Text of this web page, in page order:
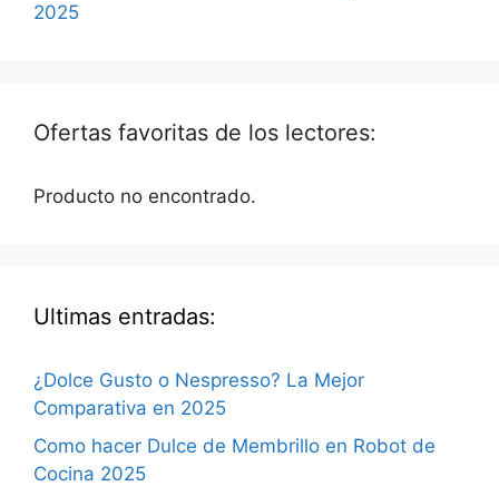
2025
Ofertas favoritas de los lectores:
Producto no encontrado.
Ultimas entradas:
¿Dolce Gusto o Nespresso? La Mejor
Comparativa en 2025
Como hacer Dulce de Membrillo en Robot de
Cocina 2025